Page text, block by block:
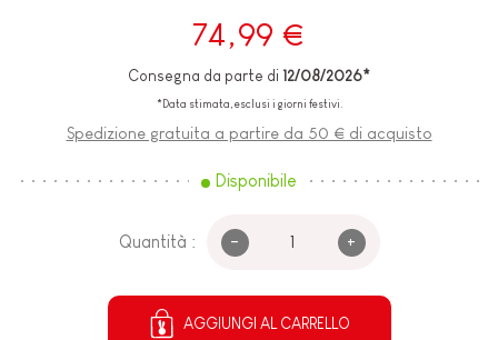
74,99 €
Consegna da parte di 12/08/2026*
*Data stimata, esclusi i giorni festivi.
Spedizione gratuita a partire da 50 € di acquisto
Disponibile
Quantità : - +
AGGIUNGI AL CARRELLO